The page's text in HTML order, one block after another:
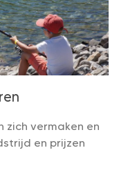
zich vermaken en
en prijzen